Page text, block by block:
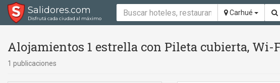
Salidores.com
Disfrutá cada ciudad al máximo
Carhué
Alojamientos 1 estrella con Pileta cubierta, Wi-
1 publicaciones